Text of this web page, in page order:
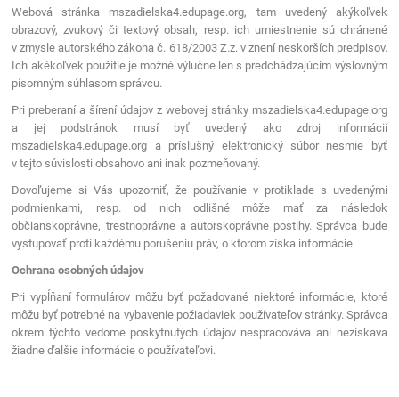
Webová stránka mszadielska4.edupage.org, tam uvedený akýkoľvek
obrazový, zvukový či textový obsah, resp. ich umiestnenie sú chránené
v zmysle autorského zákona č. 618/2003 Z.z. v znení neskorších predpisov.
Ich akékoľvek použitie je možné výlučne len s predchádzajúcim výslovným
písomným súhlasom správcu.
Pri preberaní a šírení údajov z webovej stránky mszadielska4.edupage.org
a jej podstránok musí byť uvedený ako zdroj informácií
mszadielska4.edupage.org a príslušný elektronický súbor nesmie byť
v tejto súvislosti obsahovo ani inak pozmeňovaný.
Dovoľujeme si Vás upozorniť, že používanie v protiklade s uvedenými
podmienkami, resp. od nich odlišné môže mať za následok
občianskoprávne, trestnoprávne a autorskoprávne postihy. Správca bude
vystupovať proti každému porušeniu práv, o ktorom získa informácie.
Ochrana osobných údajov
Pri vypĺňaní formulárov môžu byť požadované niektoré informácie, ktoré
môžu byť potrebné na vybavenie požiadaviek používateľov stránky. Správca
okrem týchto vedome poskytnutých údajov nespracováva ani nezískava
žiadne ďalšie informácie o používateľovi.